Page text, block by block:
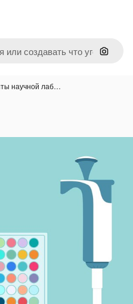
Поиск
научной лаб…